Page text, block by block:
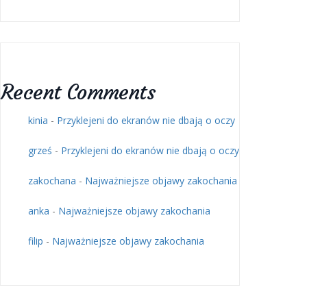
Recent Comments
kinia - Przyklejeni do ekranów nie dbają o oczy
grześ - Przyklejeni do ekranów nie dbają o oczy
zakochana - Najważniejsze objawy zakochania
anka - Najważniejsze objawy zakochania
filip - Najważniejsze objawy zakochania